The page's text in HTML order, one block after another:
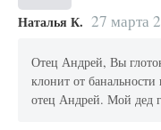
Наталья К. 27 марта
Отец Андрей, Вы
клонит от
отец Андрей. Мой дед